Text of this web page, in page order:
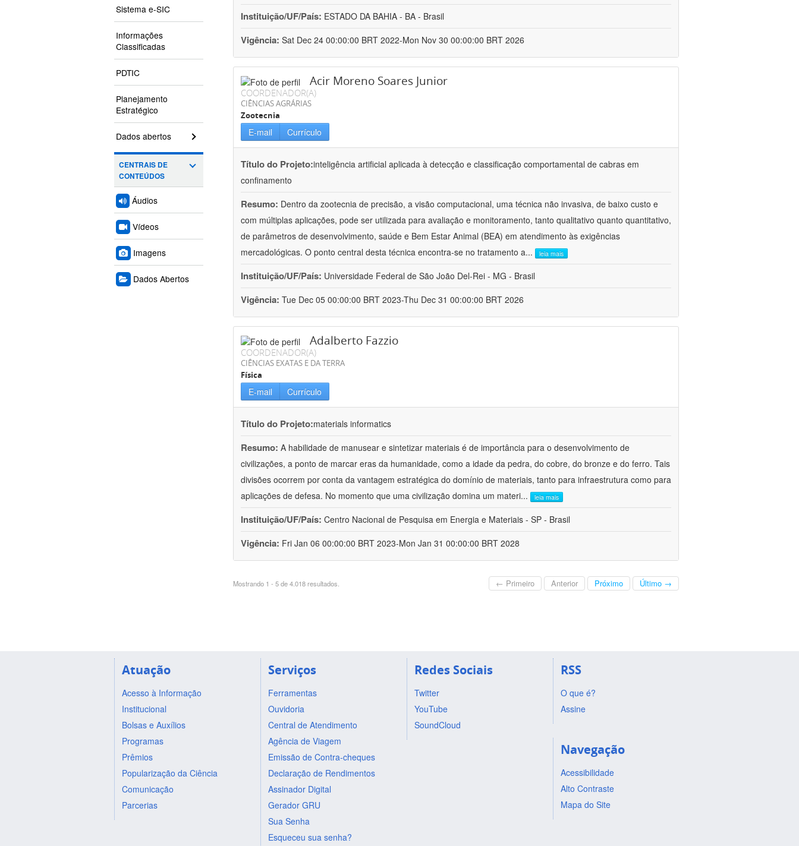
Sistema e-SIC
Informações
Classificadas
PDTIC
Planejamento
Estratégico
Dados abertos
CENTRAIS DE
CONTEÚDOS
Áudios
Vídeos
Imagens
Dados Abertos
Instituição/UF/País: ESTADO DA BAHIA - BA - Brasil
Vigência: Sat Dec 24 00:00:00 BRT 2022-Mon Nov 30 00:00:00 BRT 2026
Acir Moreno Soares Junior
COORDENADOR(A)
CIÊNCIAS AGRÁRIAS
Zootecnia
E-mail Currículo
Título do Projeto:inteligência artificial aplicada à detecção e classificação comportamental de cabras em
confinamento
Resumo: Dentro da zootecnia de precisão, a visão computacional, uma técnica não invasiva, de baixo custo e
com múltiplas aplicações, pode ser utilizada para avaliação e monitoramento, tanto qualitativo quanto quantitativo,
de parâmetros de desenvolvimento, saúde e Bem Estar Animal (BEA) em atendimento às exigências
mercadológicas. O ponto central desta técnica encontra-se no tratamento a... leia mais
Instituição/UF/País: Universidade Federal de São João Del-Rei - MG - Brasil
Vigência: Tue Dec 05 00:00:00 BRT 2023-Thu Dec 31 00:00:00 BRT 2026
Adalberto Fazzio
COORDENADOR(A)
CIÊNCIAS EXATAS E DA TERRA
Física
E-mail Currículo
Título do Projeto:materials informatics
Resumo: A habilidade de manusear e sintetizar materiais é de importância para o desenvolvimento de
civilizações, a ponto de marcar eras da humanidade, como a idade da pedra, do cobre, do bronze e do ferro. Tais
divisões ocorrem por conta da vantagem estratégica do domínio de materiais, tanto para infraestrutura como para
aplicações de defesa. No momento que uma civilização domina um materi... leia mais
Instituição/UF/País: Centro Nacional de Pesquisa em Energia e Materiais - SP - Brasil
Vigência: Fri Jan 06 00:00:00 BRT 2023-Mon Jan 31 00:00:00 BRT 2028
Mostrando 1 - 5 de 4.018 resultados. ← Primeiro Anterior Próximo Último →
Atuação
Acesso à Informação
Institucional
Bolsas e Auxílios
Programas
Prêmios
Popularização da Ciência
Comunicação
Parcerias
Serviços
Ferramentas
Ouvidoria
Central de Atendimento
Agência de Viagem
Emissão de Contra-cheques
Declaração de Rendimentos
Assinador Digital
Gerador GRU
Sua Senha
Esqueceu sua senha?
Redes Sociais
Twitter
YouTube
SoundCloud
RSS
O que é?
Assine
Navegação
Acessibilidade
Alto Contraste
Mapa do Site